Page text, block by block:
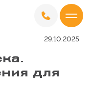
29.10.2025
для